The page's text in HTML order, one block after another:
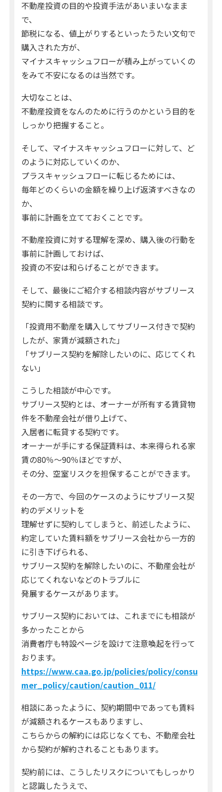
不動産投資の目的や投資手法があいまいなまま
で、
節税になる、値上がりするといったうたい文句で
購入された方が、
マイナスキャッシュフローが積み上がっていくの
をみて不安になるのは当然です。
大切なことは、
不動産投資をなんのために行うのかという目的を
しっかり把握すること。
そして、マイナスキャッシュフローに対して、ど
のように対応していくのか、
プラスキャッシュフローに転じるためには、
毎年どのくらいの金額を繰り上げ返済すべきなの
か、
事前に計画を立てておくことです。
不動産投資に対する理解を深め、購入後の行動を
事前に計画しておけば、
投資の不安は和らげることができます。
そして、最後にご紹介する相談内容がサブリース
契約に関する相談です。
「投資用不動産を購入してサブリース付きで契約
したが、家賃が減額された」
「サブリース契約を解除したいのに、応じてくれ
ない」
こうした相談が中心です。
サブリース契約とは、オーナーが所有する賃貸物
件を不動産会社が借り上げて、
入居者に転貸する契約です。
オーナーが手にする保証賃料は、本来得られる家
賃の80％～90％ほどですが、
その分、空室リスクを担保することができます。
その一方で、今回のケースのようにサブリース契
約のデメリットを
理解せずに契約してしまうと、前述したように、
約定していた賃料額をサブリース会社から一方的
に引き下げられる、
サブリース契約を解除したいのに、不動産会社が
応じてくれないなどのトラブルに
発展するケースがあります。
サブリース契約においては、これまでにも相談が
多かったことから
消費者庁も特設ページを設けて注意喚起を行って
おります。
https://www.caa.go.jp/policies/policy/consu
mer_policy/caution/caution_011/
相談にあったように、契約期間中であっても賃料
が減額されるケースもありますし、
こちらからの解約には応じなくても、不動産会社
から契約が解約されることもあります。
契約前には、こうしたリスクについてもしっかり
と認識したうえで、